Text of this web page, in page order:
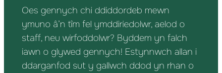
Oes gennych chi ddiddordeb mewn
ymuno â’n tîm fel ymddiriedolwr, aelod o
staff, neu wirfoddolwr? Byddem yn falch
iawn o glywed gennych! Estynnwch allan i
ddarganfod sut y gallwch ddod yn rhan o